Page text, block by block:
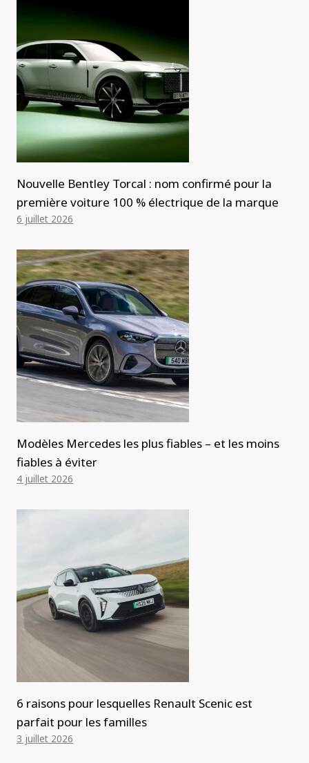
Nouvelle Bentley Torcal : nom confirmé pour la
première voiture 100 % électrique de la marque
6 juillet 2026
Modèles Mercedes les plus fiables – et les moins
fiables à éviter
4 juillet 2026
6 raisons pour lesquelles Renault Scenic est
parfait pour les familles
3 juillet 2026